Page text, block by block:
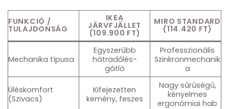
FUNKCIÓ /
TULAJDONSÁG
IKEA
JÄRVFJÄLLET
(109.900 FT)
MIRO STANDARD
(114.420 FT)
Mechanika típusa
Egyszerűbb
hátradőlés-
gátló
Professzionális
Szinkronmechanik
a
Üléskomfort
(Szivacs)
Kifejezetten
kemény, feszes
Nagy sűrűségű,
kényelmes
ergonómiai hab